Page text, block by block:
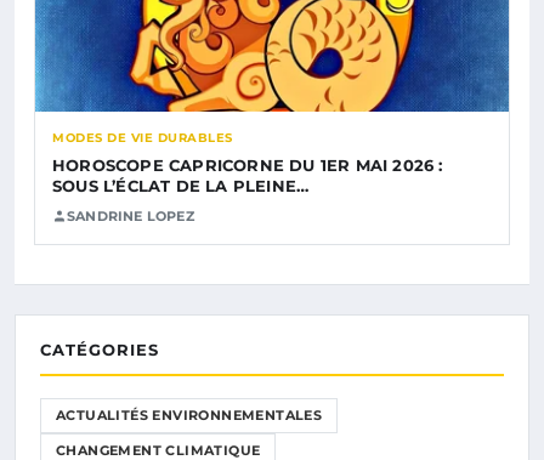
MODES DE VIE DURABLES
HOROSCOPE CAPRICORNE DU 1ER MAI 2026 :
SOUS L’ÉCLAT DE LA PLEINE…
SANDRINE LOPEZ
CATÉGORIES
ACTUALITÉS ENVIRONNEMENTALES
CHANGEMENT CLIMATIQUE